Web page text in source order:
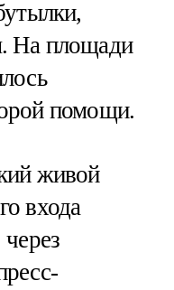
На площади
помощи.
живой
входа